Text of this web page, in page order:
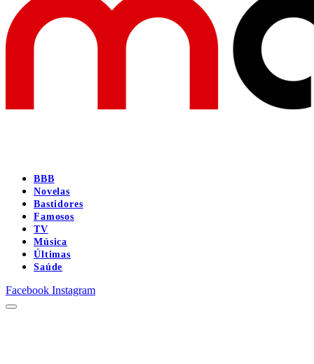
BBB
Novelas
Bastidores
Famosos
TV
Música
Últimas
Saúde
Facebook Instagram